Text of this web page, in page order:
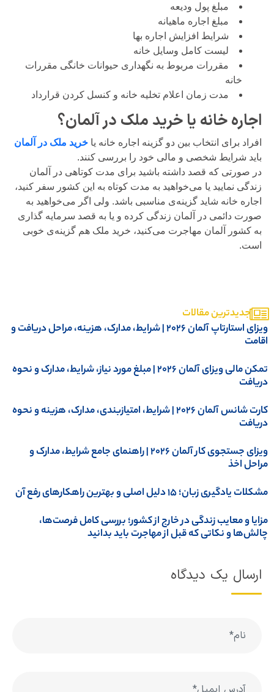
مبلغ پول ودیعه
مبلغ اجاره ماهیانه
شرایط افزایش اجاره بها
لیست کامل وسایل خانه
مقررات مربوط به نگهداری حیوانات خانگی مقررات
خانه
مدت زمان اعلام تخلیه خانه و کنسل کردن قرارداد
اجاره خانه یا خرید ملک در آلمان؟
افراد برای انتخاب بین دو گزینه اجاره خانه یا خرید ملک در آلمان
باید شرایط شخصی و مالی خود را بررسی کنند.
در صورتی که قصد داشته باشید برای مدت کوتاهی در آلمان
زندگی نمایید یا می‌خواهید به مدت کوتاه به این کشور سفر کنید،
اجاره خانه شاید گزینه‌ی مناسبی باشد. ولی اگر می‌خواهید به
صورت دائمی در آلمان زندگی کرده و یا به قصد سرمایه گذاری
به کشور آلمان مهاجرت می‌کنید، خرید ملک هم گزینه‌ی خوبی
است.
جدیدترین مقالات
ویزای استارتاپ آلمان ۲۰۲۶ | شرایط، مدارک، هزینه، مراحل دریافت و
تمکن مالی ویزای آلمان 2026 | مبلغ مورد نیاز، شرایط، مدارک و نحوه
کارت شانس آلمان ۲۰۲۶ | شرایط، امتیازبندی، مدارک، هزینه و نحوه
ویزای جستجوی کار آلمان 2026 | راهنمای جامع شرایط، مدارک و
اخذ
یادگیری زبان؛ ۱۵ دلیل اصلی و بهترین راهکارهای رفع آن
و معایب زندگی در خارج از کشور؛ بررسی کامل فرصت‌ها،
و نکاتی که قبل از مهاجرت باید بدانید
ارسال یک دیدگاه